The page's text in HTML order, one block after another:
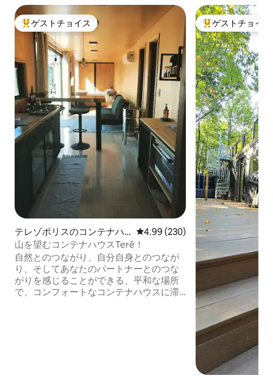
大好評のゲストチョイスです。
ゲストチョイス
テレゾポリスのコンテナハ
ウス
レビュー230件、5つ星中4.99つ
4.99 (230)
山を望むコンテナハウスTerê！
自然とのつながり、自分自身とのつなが
り、そしてあなたのパートナーとのつな
がりを感じることができる、平和な場所
で、コンフォートなコンテナハウスに滞
大好評のゲスト
ゲストチョイス